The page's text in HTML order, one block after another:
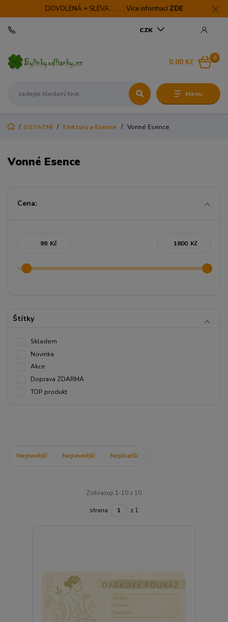
DOVOLENÁ + SLEVA . . . . . Více informací ZDE
Menu
CZK
0
0,00 Kč
OSTATNÍ Tinktury a Esence Vonné Esence
Vonné Esence
Cena:
Kč Kč
Štítky
Skladem
Novinka
Akce
Doprava ZDARMA
TOP produkt
Nejnovější Nejlevnější Nejdražší
Zobrazuji 1-10 z 10
strana z 1